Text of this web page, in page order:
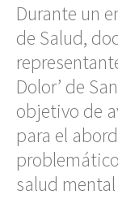
Durante un
de Salud,
Dolor’ de
objetivo de
para el
salud